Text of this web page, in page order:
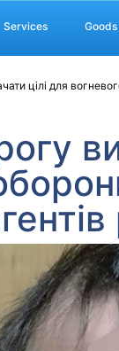
Services Goods
цілі для